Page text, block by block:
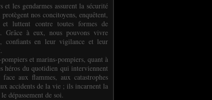
et les gendarmes assurent la sécurité
protègent nos concitoyens, enquêtent,
et luttent contre toutes formes de
Grâce à eux, nous pouvons vivre
confiants en leur vigilance et leur
pompiers et marins-pompiers, quant à
héros du quotidien qui interviennent
face aux flammes, aux catastrophes
accidents de la vie ; ils incarnent la
dépassement de soi.